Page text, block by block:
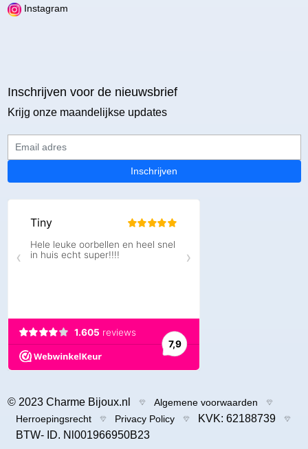
Instagram
Inschrijven voor de nieuwsbrief
Krijg onze maandelijkse updates
Inschrijven
© 2023 Charme Bijoux.nl
Algemene voorwaarden
Herroepingsrecht
Privacy Policy
KVK: 62188739
BTW- ID. Nl001966950B23